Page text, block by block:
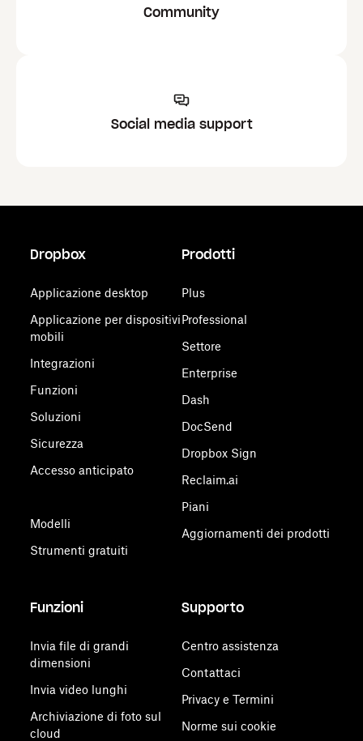
Community
Social media support
Dropbox
Applicazione desktop
Applicazione per dispositivi
mobili
Integrazioni
Funzioni
Soluzioni
Sicurezza
Accesso anticipato
Modelli
Strumenti gratuiti
Prodotti
Plus
Professional
Settore
Enterprise
Dash
DocSend
Dropbox Sign
Reclaim.ai
Piani
Aggiornamenti dei prodotti
Funzioni
Invia file di grandi
dimensioni
Invia video lunghi
Archiviazione di foto sul
cloud
Supporto
Centro assistenza
Contattaci
Privacy e Termini
Norme sui cookie